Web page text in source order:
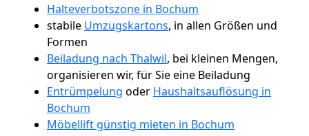
Halteverbotszone in Bochum
stabile Umzugskartons, in allen Größen und
Formen
Beiladung nach Thalwil, bei kleinen Mengen,
organisieren wir, für Sie eine Beiladung
Entrümpelung oder Haushaltsauflösung in
Bochum
Möbellift günstig mieten in Bochum